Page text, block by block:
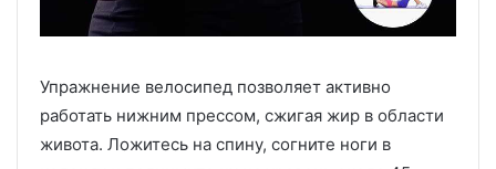
Упражнение велосипед позволяет активно
работать нижним прессом, сжигая жир в области
живота. Ложитесь на спину, согните ноги в